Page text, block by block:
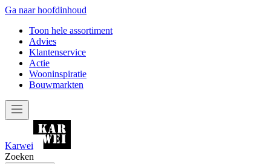
Ga naar hoofdinhoud
Toon hele assortiment
Advies
Klantenservice
Actie
Wooninspiratie
Bouwmarkten
Karwei
Zoeken